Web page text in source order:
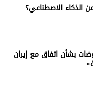
الذكاء الاصطناعي؟
بشأن اتفاق مع إيران